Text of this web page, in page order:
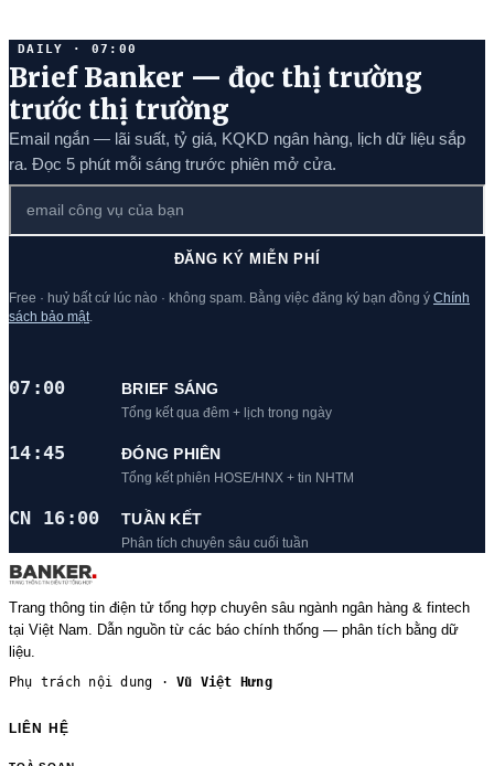
DAILY · 07:00
Brief Banker — đọc thị trường
trước thị trường
Email ngắn — lãi suất, tỷ giá, KQKD ngân hàng, lịch dữ liệu sắp
ra. Đọc 5 phút mỗi sáng trước phiên mở cửa.
ĐĂNG KÝ MIỄN PHÍ
Free · huỷ bất cứ lúc nào · không spam. Bằng việc đăng ký bạn đồng ý Chính
sách bảo mật
07:00 BRIEF SÁNG
Tổng kết qua đêm + lịch trong ngày
14:45 ĐÓNG PHIÊN
Tổng kết phiên HOSE/HNX + tin NHTM
CN 16:00 TUẦN KẾT
Phân tích chuyên sâu cuối tuần
Trang thông tin điện tử tổng hợp chuyên sâu ngành ngân hàng & fintech
tại Việt Nam. Dẫn nguồn từ các báo chính thống — phân tích bằng dữ
liệu.
Phụ trách nội dung ·Vũ Việt Hưng
LIÊN HỆ